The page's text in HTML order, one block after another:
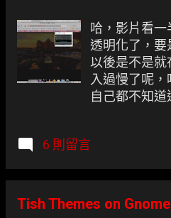
哈，影片看一
透明化了，要
以後是不是就
入過慢了呢
自己都不知道
6 則留言
Tish Themes on